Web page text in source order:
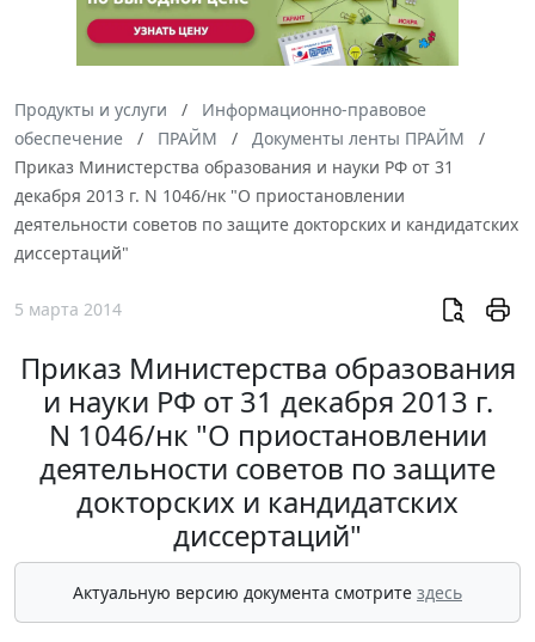
Продукты и услуги
Информационно-правовое
обеспечение
ПРАЙМ
Документы ленты ПРАЙМ
Приказ Министерства образования и науки РФ от 31
декабря 2013 г. N 1046/нк "О приостановлении
деятельности советов по защите докторских и кандидатских
диссертаций"
5 марта 2014
Приказ Министерства образования
и науки РФ от 31 декабря 2013 г.
N 1046/нк "О приостановлении
деятельности советов по защите
докторских и кандидатских
диссертаций"
Актуальную версию документа смотрите здесь